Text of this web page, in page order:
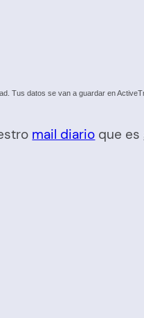
Tus datos se van a guardar en
mail diario que es